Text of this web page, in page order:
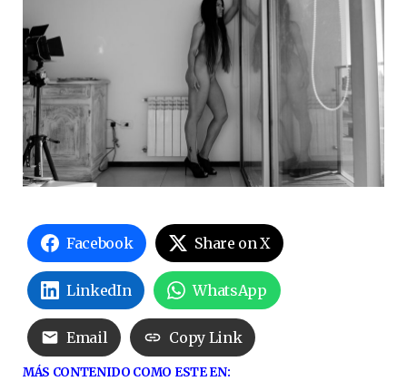
Facebook Share on X
LinkedIn WhatsApp
Email Copy Link
MÁS CONTENIDO COMO ESTE EN: